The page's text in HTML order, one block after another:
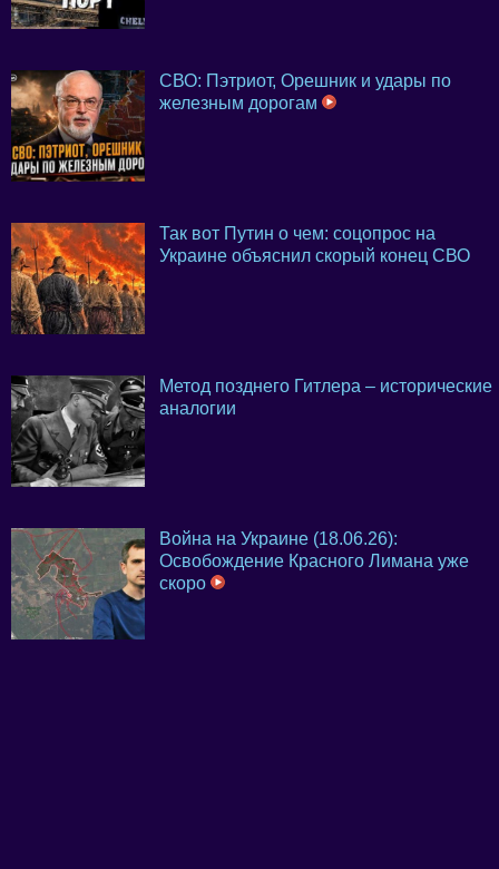
СВО: Пэтриот, Орешник и удары по
железным дорогам
Так вот Путин о чем: соцопрос на
Украине объяснил скорый конец СВО
Метод позднего Гитлера – исторические
аналогии
Война на Украине (18.06.26):
Освобождение Красного Лимана уже
скоро